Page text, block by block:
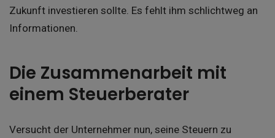
Zukunft investieren sollte. Es fehlt ihm schlichtweg an
Informationen.
Die Zusammenarbeit mit
einem Steuerberater
Versucht der Unternehmer nun, seine Steuern zu